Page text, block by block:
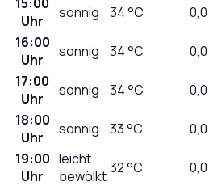
Uhr
sonnig 34°C 0,0
16:00
Uhr
sonnig 34°C 0,0
17:00
Uhr
sonnig 34°C 0,0
18:00
Uhr
sonnig 33°C 0,0
19:00
Uhr
leicht
bewölkt32°C 0,0